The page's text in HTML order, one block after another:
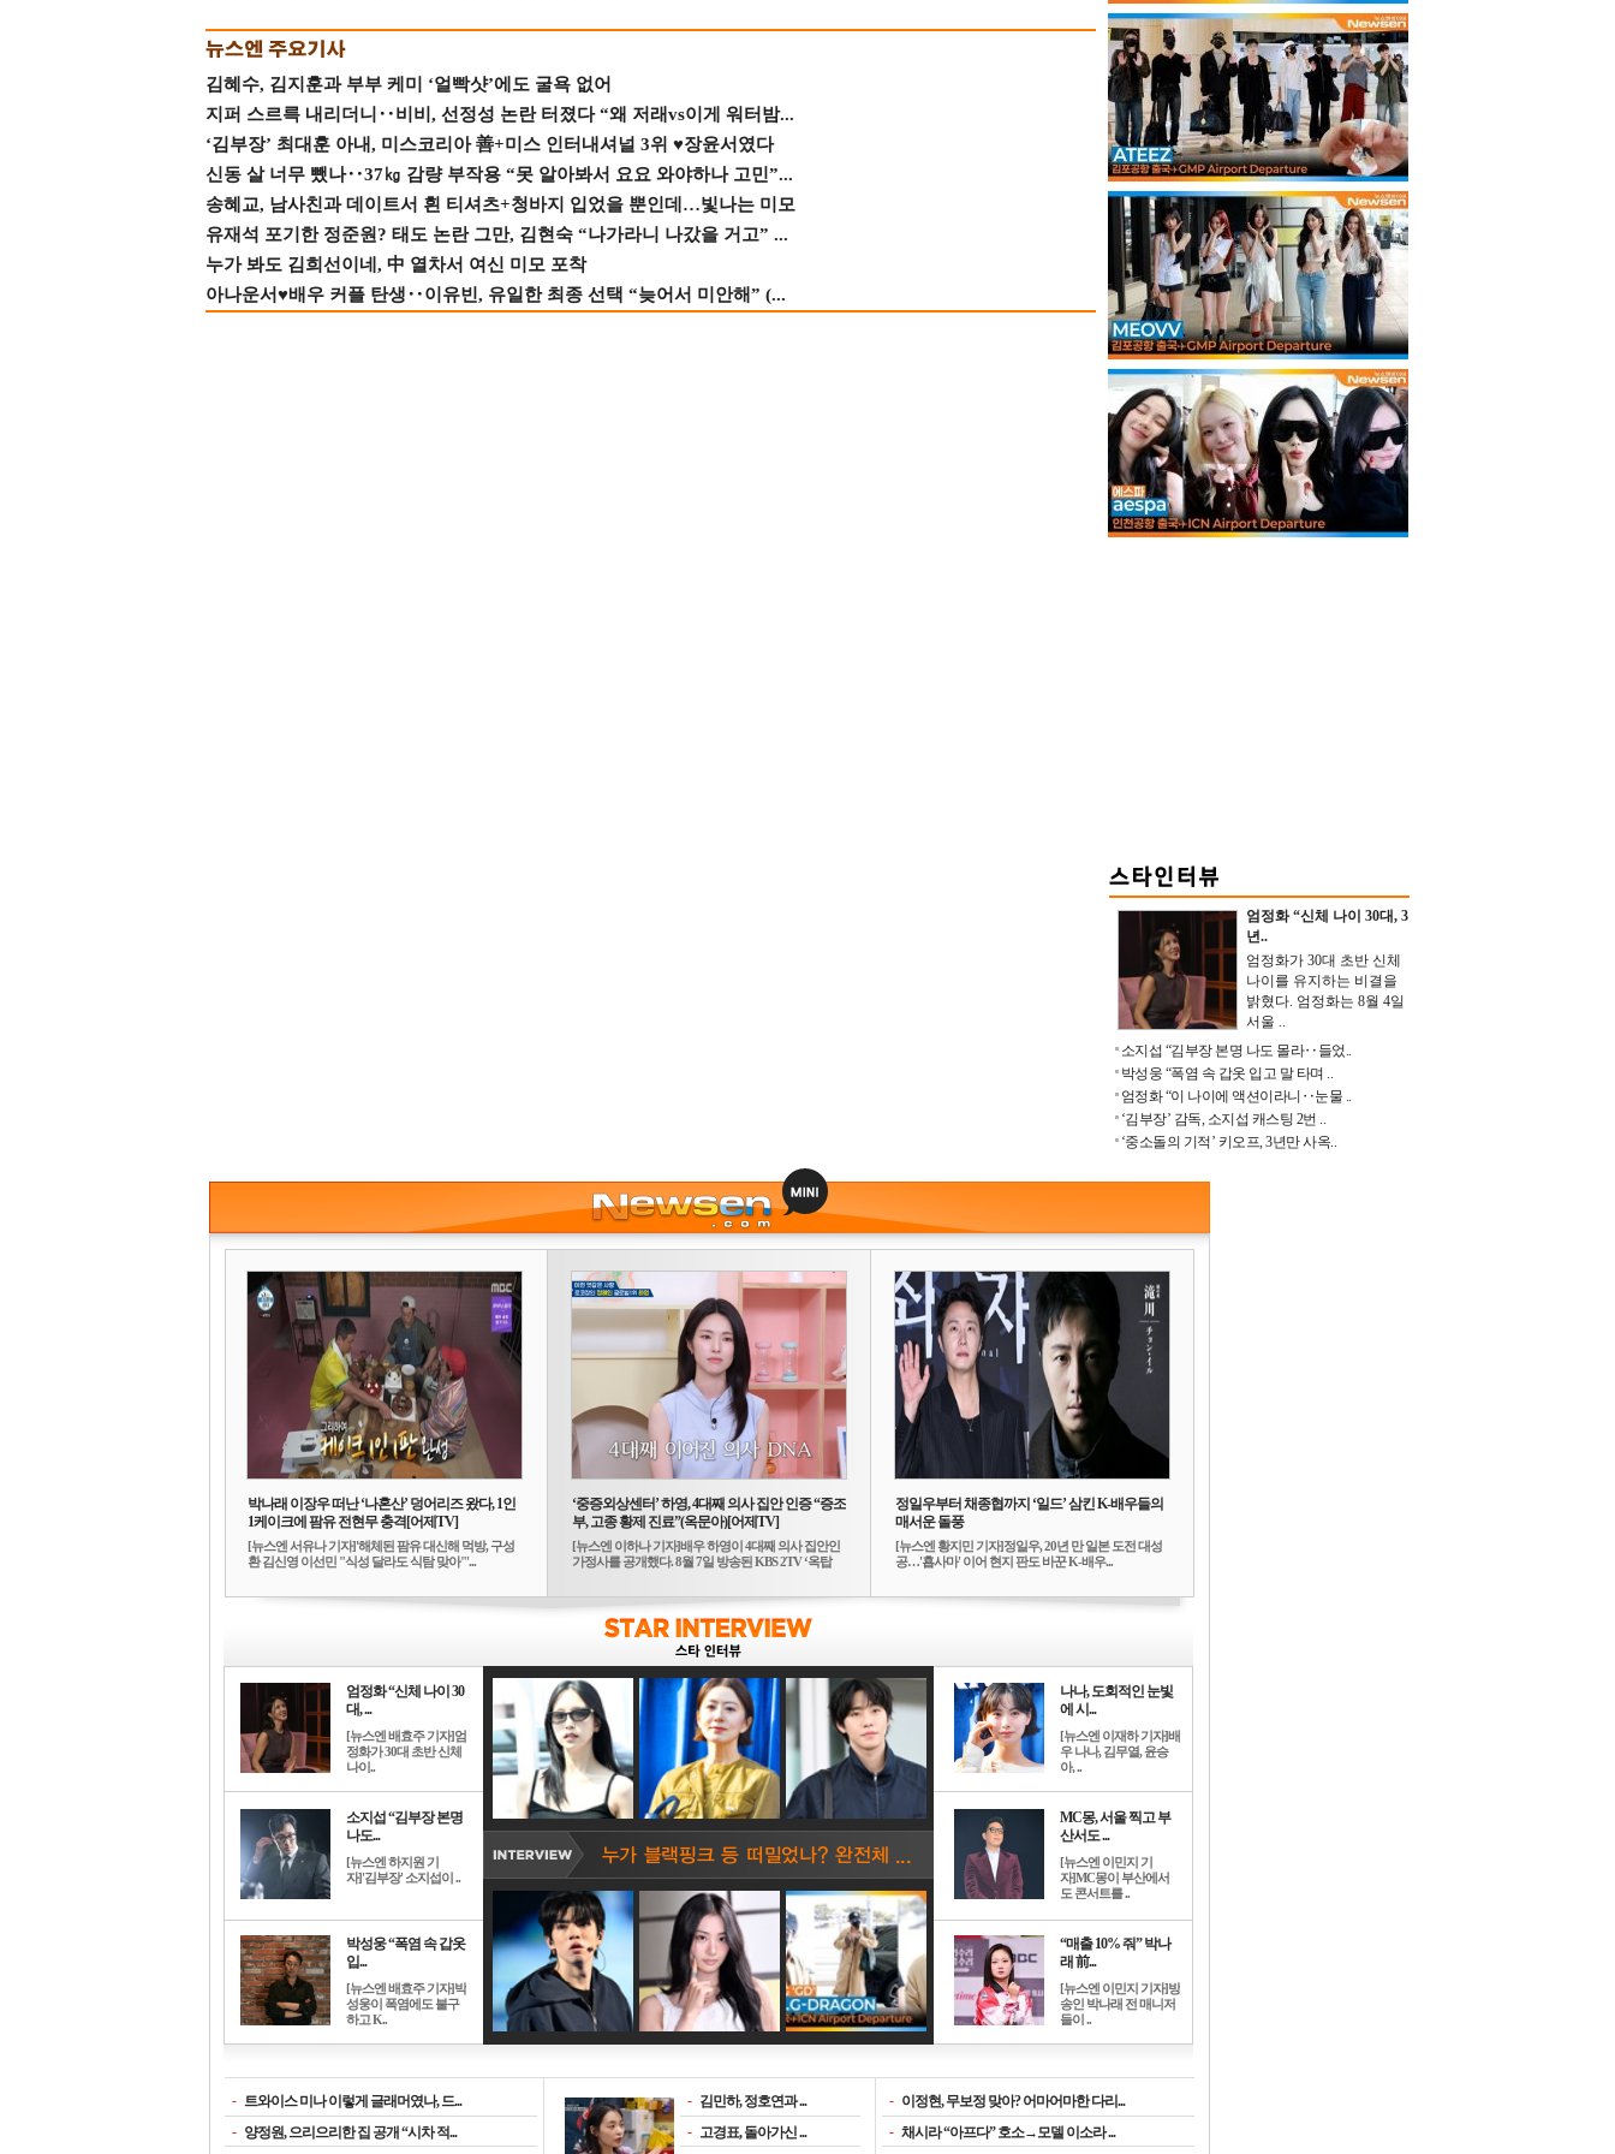
김혜수, 김지훈과 부부 케미 ‘얼빡샷’에도 굴욕 없어
지퍼 스르륵 내리더니‥비비, 선정성 논란 터졌다 “왜 저래vs이게 워터밤...
‘김부장’ 최대훈 아내, 미스코리아 善+미스 인터내셔널 3위 ♥장윤서였다
신동 살 너무 뺐나‥37㎏ 감량 부작용 “못 알아봐서 요요 와야하나 고민”...
송혜교, 남사친과 데이트서 흰 티셔츠+청바지 입었을 뿐인데…빛나는 미모
유재석 포기한 정준원? 태도 논란 그만, 김현숙 “나가라니 나갔을 거고” ...
누가 봐도 김희선이네, 中 열차서 여신 미모 포착
아나운서♥배우 커플 탄생‥이유빈, 유일한 최종 선택 “늦어서 미안해” (...
엄정화 “신체 나이 30대, 3
년..
엄정화가 30대 초반 신체
나이를 유지하는 비결을
밝혔다. 엄정화는 8월 4일
서울 ..
소지섭 “김부장 본명 나도 몰라‥들었..
박성웅 “폭염 속 갑옷 입고 말 타며 ..
엄정화 “이 나이에 액션이라니‥눈물 ..
‘김부장’ 감독, 소지섭 캐스팅 2번 ..
‘중소돌의 기적’ 키오프, 3년만 사옥..
박나래 이장우 떠난 ‘나혼산’ 덩어리즈 왔다, 1인
1케이크에 팜유 전현무 충격[어제TV]
[뉴스엔 서유나 기자]'해체된 팜유 대신해 먹방, 구성
환 김신영 이선민 "식성 달라도 식탐 맞아"'...
‘중증외상센터’ 하영, 4대째 의사 집안 인증 “증조
부, 고종 황제 진료”(옥문아)[어제TV]
[뉴스엔 이하나 기자]배우 하영이 4대째 의사 집안인
가정사를 공개했다. 8월 7일 방송된 KBS 2TV ‘옥탑
정일우부터 채종협까지 ‘일드’ 삼킨 K-배우들의
매서운 돌풍
[뉴스엔 황지민 기자]정일우, 20년 만 일본 도전 대성
공…'횹사마' 이어 현지 판도 바꾼 K-배우...
엄정화 “신체 나이 30
대, ...
[뉴스엔 배효주 기자]엄
정화가 30대 초반 신체
나이..
소지섭 “김부장 본명
나도...
[뉴스엔 하지원 기
자]'김부장' 소지섭이 ..
박성웅 “폭염 속 갑옷
입...
[뉴스엔 배효주 기자]박
성웅이 폭염에도 불구
하고 K..
나나, 도회적인 눈빛
에 시...
[뉴스엔 이재하 기자]배
우 나나, 김무열, 윤승
아, ..
MC몽, 서울 찍고 부
산서도 ...
[뉴스엔 이민지 기
자]MC몽이 부산에서
도 콘서트를 ..
“매출 10% 줘” 박나
래 前...
[뉴스엔 이민지 기자]방
송인 박나래 전 매니저
들이 ..
- 트와이스 미나 이렇게 글래머였나, 드...
- 양정원, 으리으리한 집 공개 “시차 적...
- 김민하, 정호연과 ...
- 고경표, 돌아가신 ...
- 이정현, 무보정 맞아? 어마어마한 다리...
- 채시라 “아프다” 호소→모델 이소라 ...